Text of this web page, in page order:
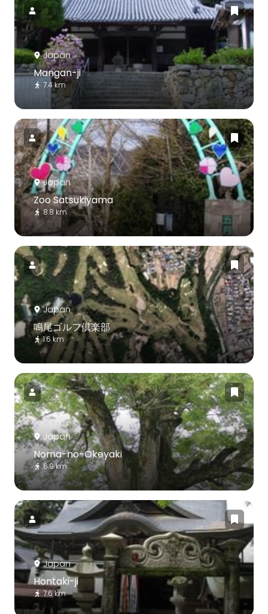
Japan
Mangan-ji
7.4 km
Japan
Zoo Satsukiyama
8.8 km
Japan
鳴尾ゴルフ倶楽部
1.6 km
Japan
Noma-no-Okeyaki
6.9 km
Japan
Hontaki-ji
7.6 km